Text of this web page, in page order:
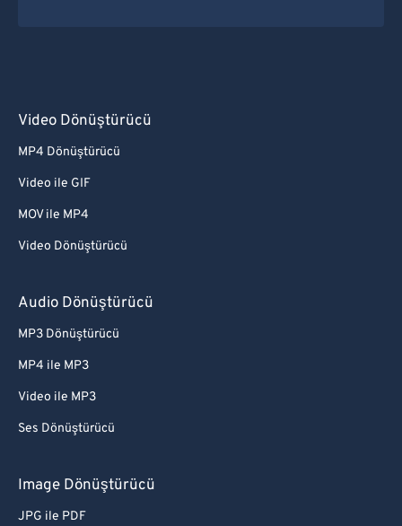
Video Dönüştürücü
MP4 Dönüştürücü
Video ile GIF
MOV ile MP4
Video Dönüştürücü
Audio Dönüştürücü
MP3 Dönüştürücü
MP4 ile MP3
Video ile MP3
Ses Dönüştürücü
Image Dönüştürücü
JPG ile PDF